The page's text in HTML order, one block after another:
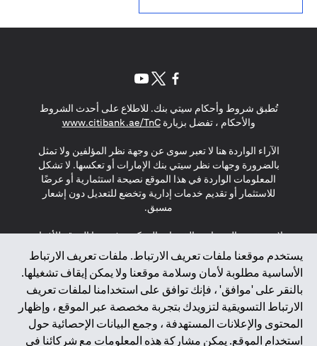
يستخدم موقعنا ملفات تعريف الارتباط. ملفات تعريف الارتباط
الأساسية مطلوبة لأمان وسلامة موقعنا ولا يمكن إيقاف تشغيلها.
بالنقر على 'موافق' ، فإنك توافق على استخدامنا لملفات تعريف
الارتباط التسويقية لتزويدك بتجربة مخصصة عبر الموقع ، وإظهار
المحتوى والإعلانات المستهدفة ، وجمع البيانات الإحصائية حول
استخدام الموقع. يمكن مشاركة هذه المعلومات مع شركائنا في
تُطبق شروط وأحكام سيتي بنك. للاطلاع على أحدث الشروط
والأحكام ، تفضل بزيارةwww.citibank.ae/TnC
in a new tab
الآراء الواردة هنا لا تعبر سوى عن وجهة نظر المؤلفين ولا تمثل
بالضرورة وجهات نظر سيتي بنك الإمارات أو تعكسها. لا تشكل
المعلومات الواردة في هذا الموقع نصيحة استثمارية أو عرضًا
للاستثمار أو تقديم خدمات إدارية وتخضع للتعديل دون إشعار
مسبق.
لا يتم تقديم المنتجات والخدمات المذكورة في هذا الموقع للأفراد
المقيمين في الاتحاد الأوروبي أو المنطقة الاقتصادية الأوروبية أو
سويسرا أو غيرنسي أو جيرسي أو موناكو أو سان مارينو أو
الفاتيكان أو جزيرة مان أو المملكة المتحدة أو خصوصية البيانات
(لائحة حماية البيانات العامة \ قانون حماية البيانات الشخصية
العامة \ قانون خصوصية نيوزيلندا). المحتوى الموجود في هذه
الصفحة ليس ولا ينبغي تفسيره على أنه عرض أو دعوة أو دعوة
لشراء أو بيع أي من المنتجات والخدمات المذكورة هنا لمثل هؤلاء